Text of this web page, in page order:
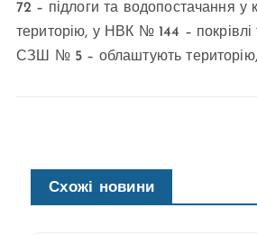
72 – підлоги та водопостачання у
територію, у НВК № 144 –
СЗШ № 5 – облаштують
Схожі новини